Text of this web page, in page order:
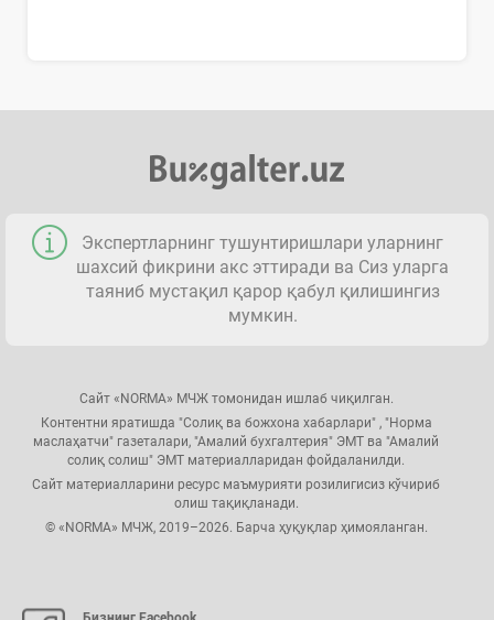
Экспертларнинг тушунтиришлари уларнинг
шахсий фикрини акс эттиради ва Сиз уларга
таяниб мустақил қарор қабул қилишингиз
мумкин.
Сайт «NORMA» МЧЖ томонидан ишлаб чиқилган.
Контентни яратишда "Солиқ ва божхона хабарлари" , "Норма
маслаҳатчи" газеталари, "Амалий бухгалтерия" ЭМТ ва "Амалий
солиқ солиш" ЭМТ материалларидан фойдаланилди.
Сайт материалларини ресурс маъмурияти розилигисиз кўчириб
олиш тақиқланади.
© «NORMA» МЧЖ, 2019–2026. Барча ҳуқуқлар ҳимояланган.